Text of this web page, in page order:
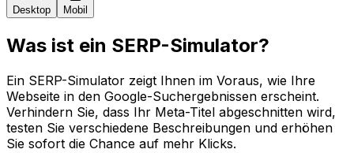
Desktop Mobil
Was ist ein SERP-Simulator?
Ein SERP-Simulator zeigt Ihnen im Voraus, wie Ihre
Webseite in den Google-Suchergebnissen erscheint.
Verhindern Sie, dass Ihr Meta-Titel abgeschnitten wird,
testen Sie verschiedene Beschreibungen und erhöhen
Sie sofort die Chance auf mehr Klicks.